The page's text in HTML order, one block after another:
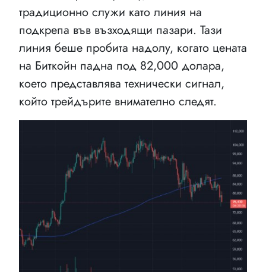
традиционно служи като линия на
подкрепа във възходящи пазари. Тази
линия беше пробита надолу, когато цената
на Биткойн падна под 82,000 долара,
което представлява технически сигнал,
който трейдърите внимателно следят.